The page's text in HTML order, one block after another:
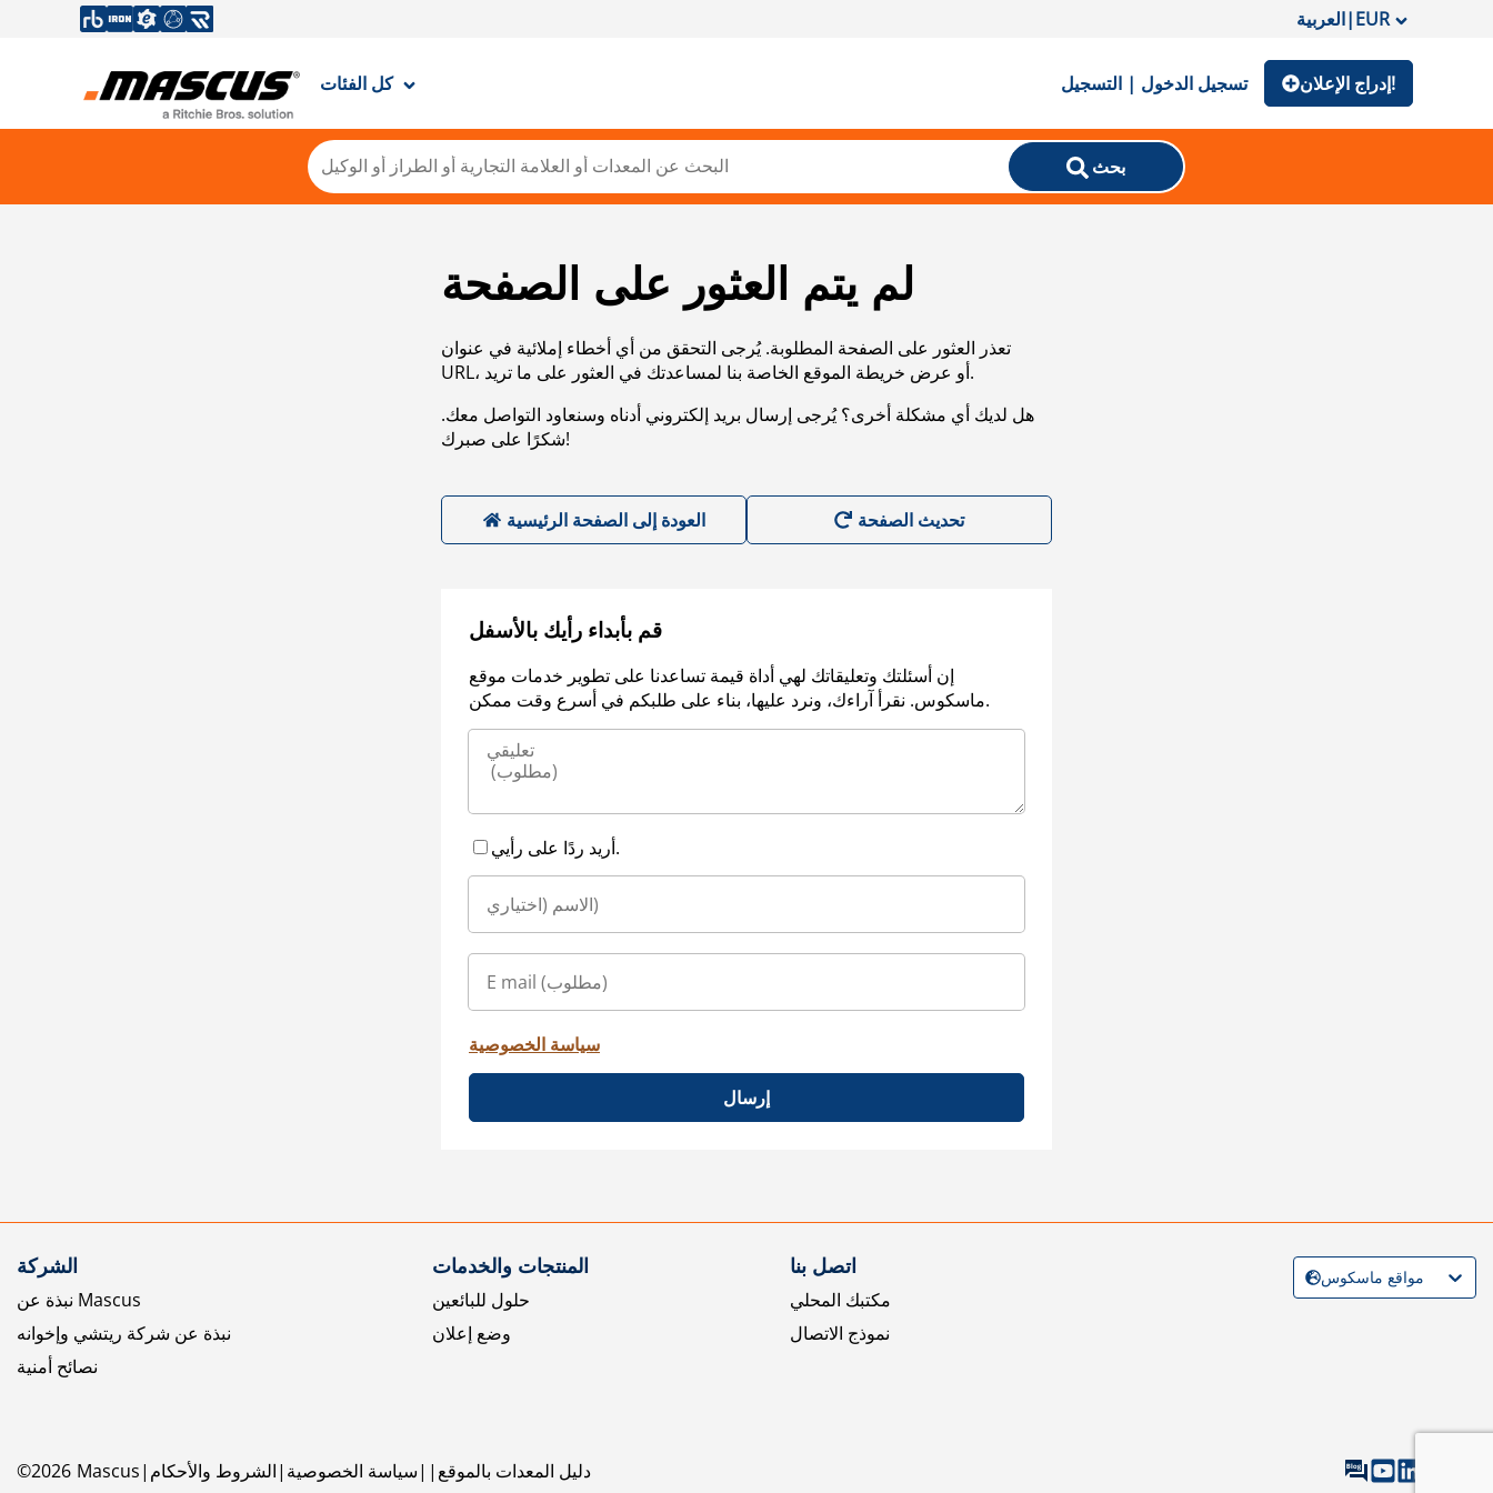
العربية|EUR
كل الفئات تسجيل الدخول | التسجيل إدراج الإعلان!
بحث
لم يتم العثور على الصفحة
تعذر العثور على الصفحة المطلوبة. يُرجى التحقق من أي أخطاء إملائية في عنوان
URL، أو عرض خريطة الموقع الخاصة بنا لمساعدتك في العثور على ما تريد.
هل لديك أي مشكلة أخرى؟ يُرجى إرسال بريد إلكتروني أدناه وسنعاود التواصل معك.
شكرًا على صبرك!
العودة إلى الصفحة الرئيسية
قم بأبداء رأيك بالأسفل
إن أسئلتك وتعليقاتك لهي أداة قيمة تساعدنا على تطوير خدمات موقع
ماسكوس. نقرأ آراءك، ونرد عليها، بناء على طلبكم في أسرع وقت ممكن.
أريد ردًا على رأيي.
سياسة الخصوصية
إرسال
الشركة
نبذة عن Mascus
نبذة عن شركة ريتشي وإخوانه
نصائح أمنية
المنتجات والخدمات
حلول للبائعين
وضع إعلان
اتصل بنا
مكتبك المحلي
نموذج الاتصال
©2026 Mascus الشروط والأحكام سياسة الخصوصية دليل المعدات بالموقع
مواقع ماسكوس